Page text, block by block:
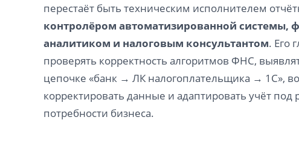
перестаёт быть техническим исполнителем
контролёром автоматизированной системы,
аналитиком и налоговым консультантом. Его
проверять корректность алгоритмов ФНС,
цепочке «банк → ЛК налогоплательщика → 1С»,
корректировать данные и адаптировать учёт под
потребности бизнеса.